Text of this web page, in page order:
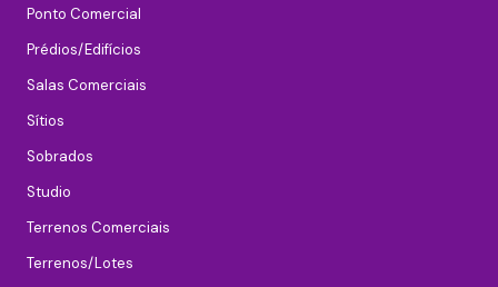
Ponto Comercial
Prédios/Edifícios
Salas Comerciais
Sítios
Sobrados
Studio
Terrenos Comerciais
Terrenos/Lotes